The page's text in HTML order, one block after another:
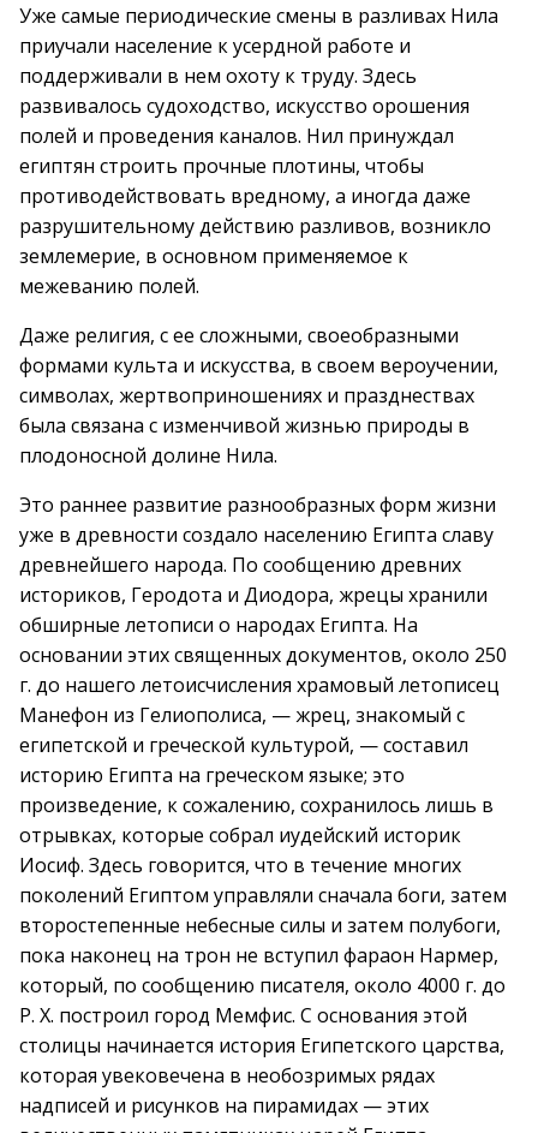
Уже самые периодические смены в разливах Нила
приучали население к усердной работе и
поддерживали в нем охоту к труду. Здесь
развивалось судоходство, искусство орошения
полей и проведения каналов. Нил принуждал
египтян строить прочные плотины, чтобы
противодействовать вредному, а иногда даже
разрушительному действию разливов, возникло
землемерие, в основном применяемое к
межеванию полей.
Даже религия, с ее сложными, своеобразными
формами культа и искусства, в своем вероучении,
символах, жертвоприношениях и празднествах
была связана с изменчивой жизнью природы в
плодоносной долине Нила.
Это раннее развитие разнообразных форм жизни
уже в древности создало населению Египта славу
древнейшего народа. По сообщению древних
историков, Геродота и Диодора, жрецы хранили
обширные летописи о народах Египта. На
основании этих священных документов, около 250
г. до нашего летоисчисления храмовый летописец
Манефон из Гелиополиса, — жрец, знакомый с
египетской и греческой культурой, — составил
историю Египта на греческом языке; это
произведение, к сожалению, сохранилось лишь в
отрывках, которые собрал иудейский историк
Иосиф. Здесь говорится, что в течение многих
поколений Египтом управляли сначала боги, затем
второстепенные небесные силы и затем полубоги,
пока наконец на трон не вступил фараон Нармер,
который, по сообщению писателя, около 4000 г. до
Р. X. построил город Мемфис. С основания этой
столицы начинается история Египетского царства,
которая увековечена в необозримых рядах
надписей и рисунков на пирамидах — этих